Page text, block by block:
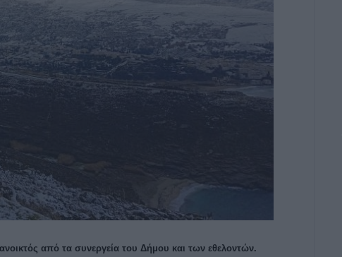
από τα συνεργεία του Δήμου και των εθελοντών.